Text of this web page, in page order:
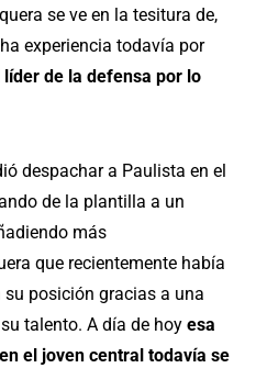
se ve en la tesitura de,
experiencia todavía por
de la defensa por lo
despachar a Paulista en el
de la plantilla a un
más
que recientemente había
posición gracias a una
talento. A día de hoy esa
el joven central todavía se